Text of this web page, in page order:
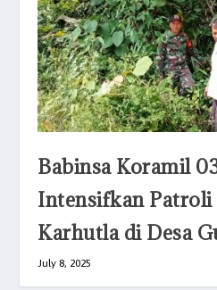
Babinsa Koramil
Intensifkan Patroli
Karhutla di Desa
July 8, 2025